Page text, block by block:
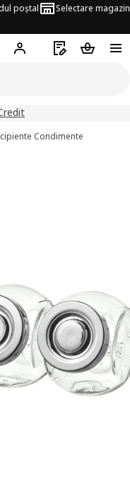
poștal Selectare magazin
Hej! Autentifică-te
Listă deCoșul de
Condimente